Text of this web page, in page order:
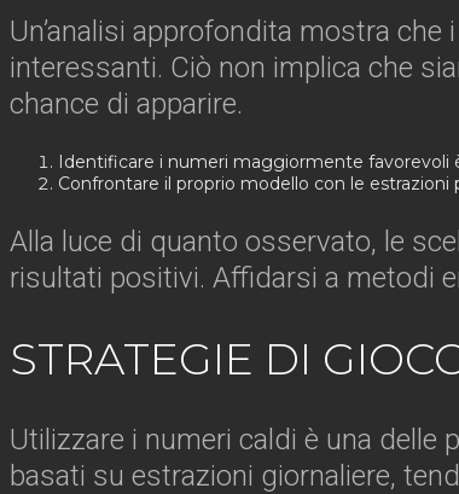
Un’analisi approfondita mostra
interessanti. Ciò non implica che
chance di apparire.
Identificare i numeri maggiormente favorevoli
Confrontare il proprio modello con le
Alla luce di quanto osservato, le
risultati positivi. Affidarsi a metodi
STRATEGIE DI
Utilizzare i numeri caldi è una
basati su estrazioni giornaliere,